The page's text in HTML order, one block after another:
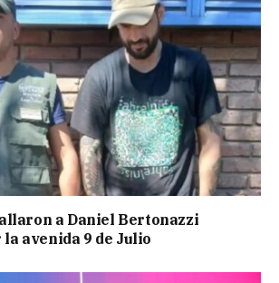
a Daniel Bertonazzi
avenida 9 de Julio